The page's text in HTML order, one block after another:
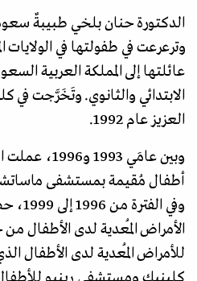
الدكتورة حنان بلخي طبيبةٌ
وترعرعت في طفولتها في الولايات
عائلتها إلى المملكة العربية
الابتدائي والثانوي. وتَخَرَّجت في
العزيز عام 1992.
وبين عامَي
أطفال مُقيمة بمستشفى
وفي
الأمراض المُعدية لدى الأطفال من
للأمراض المُعدية لدى الأطفال